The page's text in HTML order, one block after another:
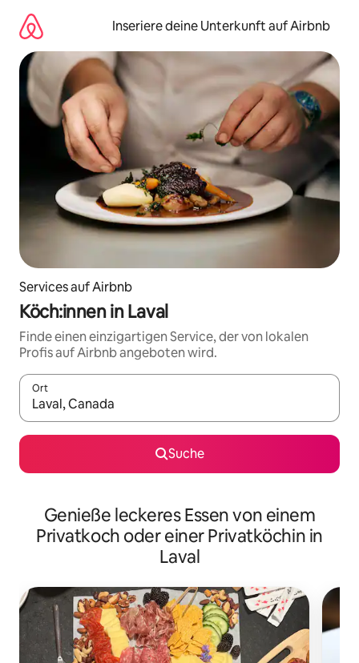
Inhalten
springen
Inseriere deine Unterkunft auf Airbnb
Services auf Airbnb
Köch:innen in Laval
Finde einen einzigartigen Service, der von lokalen
Profis auf Airbnb angeboten wird.
Ort
Wenn Ergebnisse verfügbar sind, navigiere mit den
Suche
Genieße leckeres Essen von einem
Privatkoch oder einer Privatköchin in
Laval